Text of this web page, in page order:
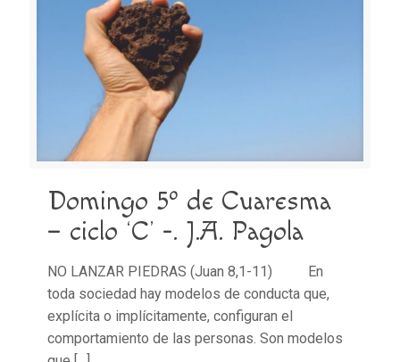
Domingo 5º de Cuaresma
– ciclo ‘C’ -. J.A. Pagola
NO LANZAR PIEDRAS (Juan 8,1-11) En
toda sociedad hay modelos de conducta que,
explícita o implícitamente, configuran el
comportamiento de las personas. Son modelos